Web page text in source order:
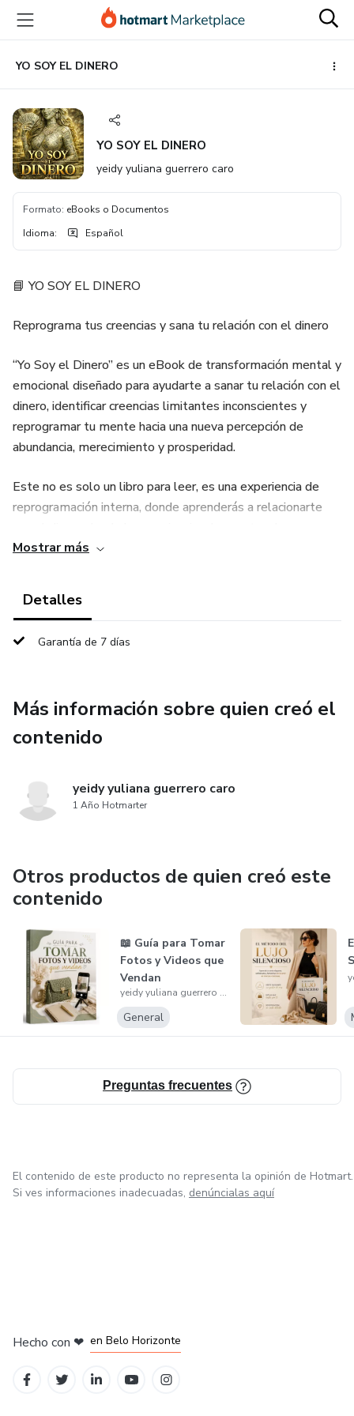
principal
página
de
página
YO SOY EL DINERO
YO SOY EL DINERO
yeidy yuliana guerrero caro
Formato: eBooks o Documentos
Idioma: Español
📘 YO SOY EL DINERO
Reprograma tus creencias y sana tu relación con el dinero
“Yo Soy el Dinero” es un eBook de transformación mental y
emocional diseñado para ayudarte a sanar tu relación con el
dinero, identificar creencias limitantes inconscientes y
reprogramar tu mente hacia una nueva percepción de
abundancia, merecimiento y prosperidad.
Este no es solo un libro para leer, es una experiencia de
reprogramación interna, donde aprenderás a relacionarte
aceptación, dejando atrás la culpa, el miedo y la escasez.
dinero
✔️ Reflexiones profundas para sanar tu vínculo con el dinero
✔️ Activaciones internas para abrirte a nuevas
oportunidades
✔️ Declaraciones conscientes para una nueva relación con la
abundancia
Mostrar más
Detalles
Garantía de 7 días
Más información sobre quien creó el
contenido
yeidy yuliana guerrero caro
1 Año Hotmarter
Otros productos de quien creó este
contenido
📖 Guía para Tomar
Fotos y Videos que
Vendan
yeidy yuliana guerrero caro
General
Preguntas frecuentes
El contenido de este producto no representa la opinión de Hotmart.
Si ves informaciones inadecuadas, denúncialas aquí
Hecho con ❤ en Belo Horizonte